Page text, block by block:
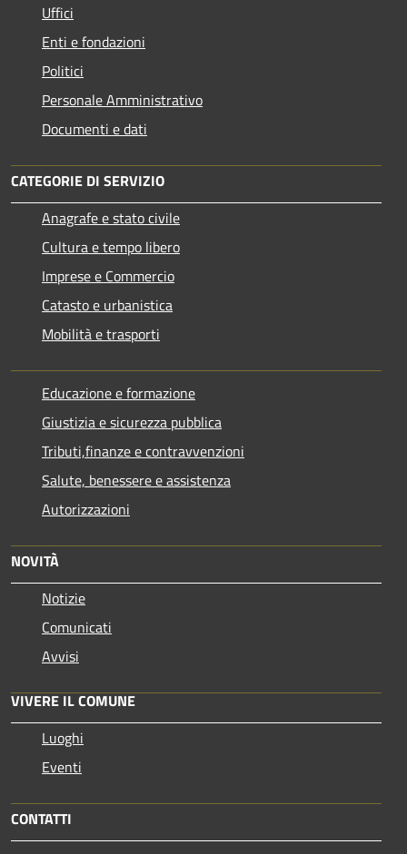
Uffici
Enti e fondazioni
Politici
Personale Amministrativo
Documenti e dati
CATEGORIE DI SERVIZIO
Anagrafe e stato civile
Cultura e tempo libero
Imprese e Commercio
Catasto e urbanistica
Mobilità e trasporti
Educazione e formazione
Giustizia e sicurezza pubblica
Tributi,finanze e contravvenzioni
Salute, benessere e assistenza
Autorizzazioni
NOVITÀ
Notizie
Comunicati
Avvisi
VIVERE IL COMUNE
Luoghi
Eventi
CONTATTI